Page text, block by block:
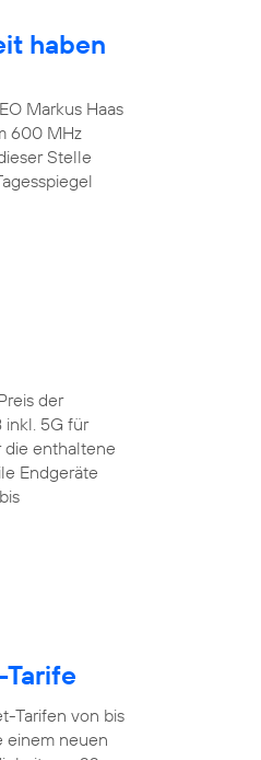
haben
Markus Haas
600 MHz
Stelle
der
inkl. 5G für
die enthaltene
Endgeräte
Tarifen von bis
einem neuen